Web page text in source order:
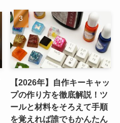
【2026年】自作キーキャッ
プの作り方を徹底解説！ツ
ールと材料をそろえて手順
を覚えれば誰でもかんたん